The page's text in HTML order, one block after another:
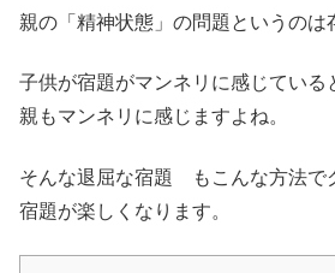
親の「精神状態」の問題というのは
子供が宿題がマンネリに感じている
親もマンネリに感じますよね。
そんな退屈な宿題 もこんな方法で
宿題が楽しくなります。